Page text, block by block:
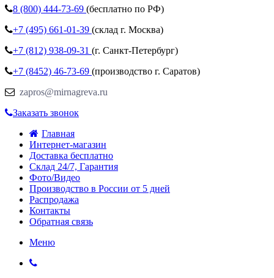
8 (800) 444-73-69 (бесплатно по РФ)
+7 (495) 661-01-39 (склад г. Москва)
+7 (812) 938-09-31 (г. Санкт-Петербург)
+7 (8452) 46-73-69 (производство г. Саратов)
zapros@mirnagreva.ru
Заказать звонок
Главная
Интернет-магазин
Доставка бесплатно
Склад 24/7, Гарантия
Фото/Видео
Производство в России от 5 дней
Распродажа
Контакты
Обратная связь
Меню